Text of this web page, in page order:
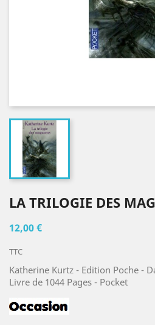
LA TRILOGIE DES
12,00 €
TTC
Katherine Kurtz - Edition Poche -
Livre de 1044 Pages - Pocket